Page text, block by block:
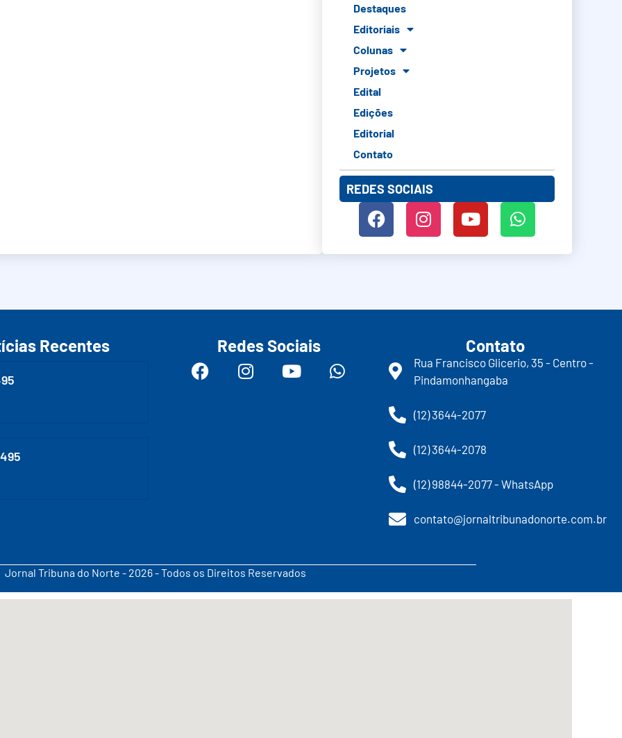
Destaques
Editoriais
Colunas
Projetos
Edital
Edições
Editorial
Contato
REDES SOCIAIS
Recentes Redes Sociais Contato
Rua Francisco Glicerio, 35 - Centro -
Pindamonhangaba
(12) 3644-2077
(12) 3644-2078
(12) 98844-2077 - WhatsApp
contato@jornaltribunadonorte.com.br
Jornal Tribuna do Norte - 2026 - Todos os Direitos Reservados